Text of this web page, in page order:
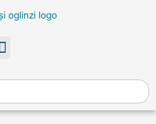
Meniu